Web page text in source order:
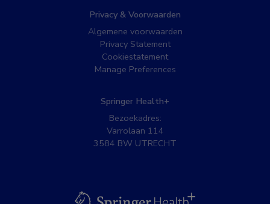
Privacy & Voorwaarden
Algemene voorwaarden
Privacy Statement
Cookiestatement
Manage Preferences
Springer Health+
Bezoekadres:
Varrolaan 114
3584 BW UTRECHT
BSL